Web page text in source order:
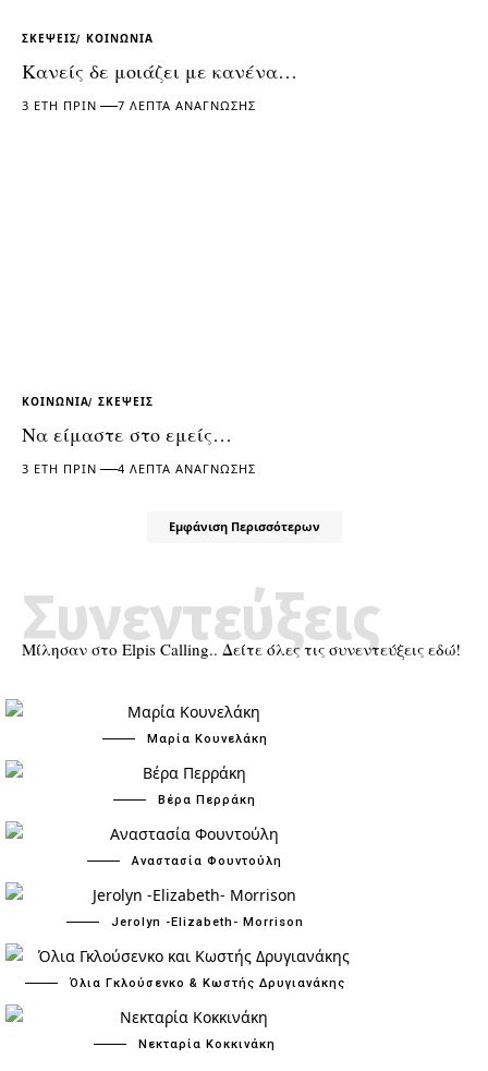
ΣΚΈΨΕΙΣ ΚΟΙΝΩΝΊΑ
Κανείς δε μοιάζει με κανένα…
3 ΈΤΗ ΠΡΙΝ 7 ΛΕΠΤΆ ΑΝΆΓΝΩΣΗΣ
ΚΟΙΝΩΝΊΑ ΣΚΈΨΕΙΣ
Να είμαστε στο εμείς…
3 ΈΤΗ ΠΡΙΝ 4 ΛΕΠΤΆ ΑΝΆΓΝΩΣΗΣ
Εμφάνιση Περισσότερων
Μίλησαν στο Elpis Calling.. Δείτε όλες τις συνεντεύξεις εδώ!
Συνεντεύξεις
Μαρία Κουνελάκη
Βέρα Περράκη
Αναστασία Φουντούλη
Jerolyn -Elizabeth- Morrison
Όλια Γκλούσενκο & Κωστής Δρυγιανάκης
Νεκταρία Κοκκινάκη